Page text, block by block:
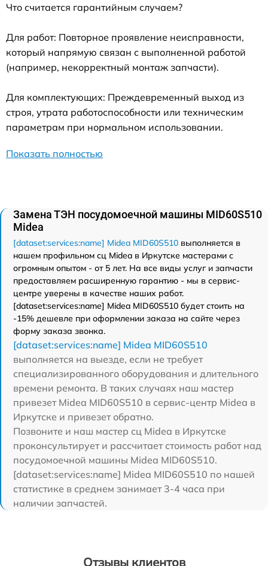
Что считается гарантийным случаем?
Для работ: Повторное проявление неисправности,
который напрямую связан с выполненной работой
(например, некорректный монтаж запчасти).
Для комплектующих: Преждевременный выход из
строя, утрата работоспособности или техническим
параметрам при нормальном использовании.
Показать полностью
Замена ТЭН посудомоечной машины MID60S510
Midea
[dataset:services:name] Midea MID60S510 выполняется в
нашем профильном сц Midea в Иркутске мастерами с
огромным опытом - от 5 лет. На все виды услуг и запчасти
предоставляем расширенную гарантию - мы в сервис-
центре уверены в качестве наших работ.
[dataset:services:name] Midea MID60S510 будет стоить на
-15% дешевле при оформлении заказа на сайте через
форму заказа звонка.
[dataset:services:name] Midea MID60S510
выполняется на выезде, если не требует
специализированного оборудования и длительного
времени ремонта. В таких случаях наш мастер
привезет Midea MID60S510 в сервис-центр Midea в
Иркутске и привезет обратно.
Позвоните и наш мастер сц Midea в Иркутске
проконсультирует и рассчитает стоимость работ над
посудомоечной машины Midea MID60S510.
[dataset:services:name] Midea MID60S510 по нашей
статистике в среднем занимает 3-4 часа при
наличии запчастей.
Отзывы клиентов